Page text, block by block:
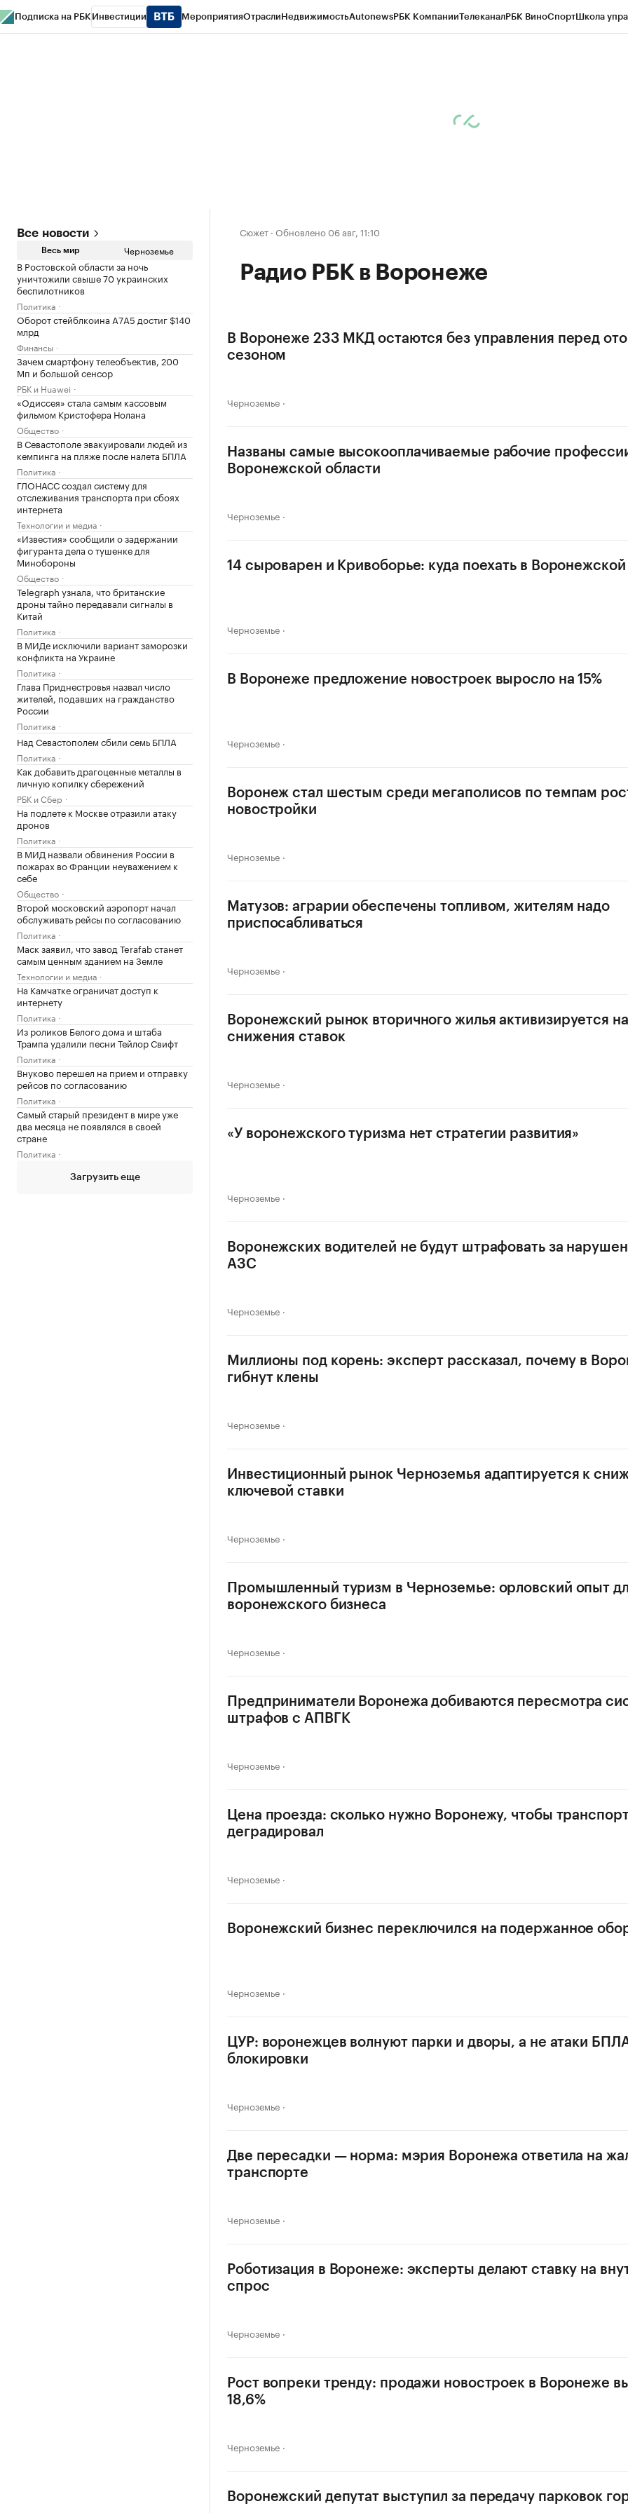
Подписка на РБК Инвестиции МероприятияОтраслиНедвижимостьAutonewsРБК КомпанииТелеканалРБК ВиноСпортШкола
Все новости
Весь мир Черноземье
В Ростовской области за ночь
уничтожили свыше 70 украинских
беспилотников
Политика
Оборот стейблкоина А7А5 достиг $140
млрд
Финансы
Зачем смартфону телеобъектив, 200
Мп и большой сенсор
РБК и Huawei
«Одиссея» стала самым кассовым
фильмом Кристофера Нолана
Общество
В Севастополе эвакуировали людей из
кемпинга на пляже после налета БПЛА
Политика
ГЛОНАСС создал систему для
отслеживания транспорта при сбоях
интернета
Технологии и медиа
«Известия» сообщили о задержании
фигуранта дела о тушенке для
Минобороны
Общество
Telegraph узнала, что британские
дроны тайно передавали сигналы в
Китай
Политика
В МИДе исключили вариант заморозки
конфликта на Украине
Политика
Глава Приднестровья назвал число
жителей, подавших на гражданство
России
Политика
Над Севастополем сбили семь БПЛА
Политика
Как добавить драгоценные металлы в
личную копилку сбережений
РБК и Сбер
На подлете к Москве отразили атаку
дронов
Политика
В МИД назвали обвинения России в
пожарах во Франции неуважением к
себе
Общество
Второй московский аэропорт начал
обслуживать рейсы по согласованию
Политика
Маск заявил, что завод Terafab станет
самым ценным зданием на Земле
Технологии и медиа
На Камчатке ограничат доступ к
интернету
Политика
Из роликов Белого дома и штаба
Трампа удалили песни Тейлор Свифт
Политика
Внуково перешел на прием и отправку
рейсов по согласованию
Политика
Самый старый президент в мире уже
два месяца не появлялся в своей
стране
Политика
Загрузить еще
Сюжет · Обновлено 06 авг, 11:10
Радио РБК в Воронеже
В Воронеже 233 МКД остаются без управления перед
сезоном
Черноземье
Названы самые высокооплачиваемые рабочие
Воронежской области
Черноземье
14 сыроварен и Кривоборье: куда поехать в Воронежской
Черноземье
В Воронеже предложение новостроек выросло на 15%
Черноземье
Воронеж стал шестым среди мегаполисов по темпам
новостройки
Черноземье
Матузов: аграрии обеспечены топливом, жителям надо
приспосабливаться
Черноземье
Воронежский рынок вторичного жилья активизируется
снижения ставок
Черноземье
«У воронежского туризма нет стратегии развития»
Черноземье
Воронежских водителей не будут штрафовать за
АЗС
Черноземье
Миллионы под корень: эксперт рассказал, почему в
гибнут клены
Черноземье
Инвестиционный рынок Черноземья адаптируется к
ключевой ставки
Черноземье
Промышленный туризм в Черноземье: орловский опыт
воронежского бизнеса
Черноземье
Предприниматели Воронежа добиваются пересмотра
штрафов с АПВГК
Черноземье
Цена проезда: сколько нужно Воронежу, чтобы
деградировал
Черноземье
Воронежский бизнес переключился на подержанное
Черноземье
ЦУР: воронежцев волнуют парки и дворы, а не атаки
блокировки
Черноземье
Две пересадки — норма: мэрия Воронежа ответила на
транспорте
Черноземье
Роботизация в Воронеже: эксперты делают ставку на
спрос
Черноземье
Рост вопреки тренду: продажи новостроек в Воронеже
18,6%
Черноземье
Воронежский депутат выступил за передачу парковок